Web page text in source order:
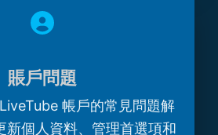
賬戶問題
帳戶的常見問題解
新個人資料、管理首選項和